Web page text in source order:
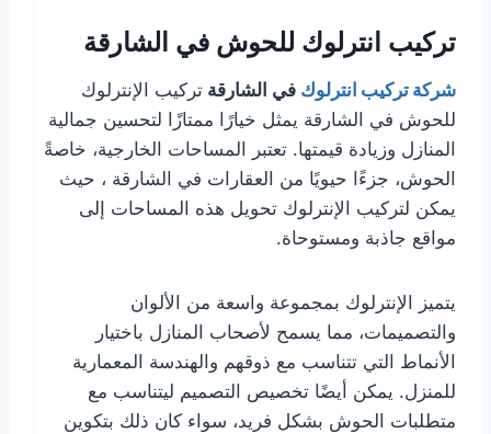
تركيب انترلوك للحوش في الشارقة
شركة تركيب انترلوك في الشارقة تركيب الإنترلوك
للحوش في الشارقة يمثل خيارًا ممتازًا لتحسين جمالية
المنازل وزيادة قيمتها. تعتبر المساحات الخارجية، خاصةً
الحوش، جزءًا حيويًا من العقارات في الشارقة ، حيث
يمكن لتركيب الإنترلوك تحويل هذه المساحات إلى
مواقع جاذبة ومستوحاة.
يتميز الإنترلوك بمجموعة واسعة من الألوان
والتصميمات، مما يسمح لأصحاب المنازل باختيار
الأنماط التي تتناسب مع ذوقهم والهندسة المعمارية
للمنزل. يمكن أيضًا تخصيص التصميم ليتناسب مع
متطلبات الحوش بشكل فريد، سواء كان ذلك بتكوين